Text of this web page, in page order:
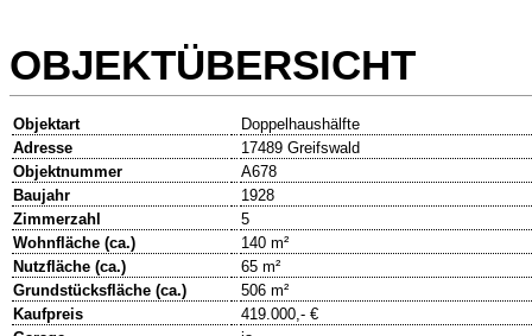
OBJEKTÜBERSICHT
Objektart
Doppelhaushälfte
Adresse
17489 Greifswald
Objektnummer
A678
Baujahr
1928
Zimmerzahl
5
Wohnfläche (ca.)
140 m²
Nutzfläche (ca.)
65 m²
Grundstücksfläche (ca.)
506 m²
Kaufpreis
419.000,- €